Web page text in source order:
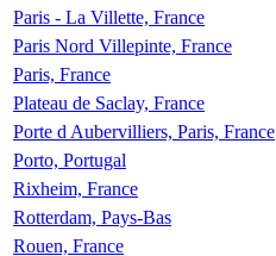
Paris - La Villette, France
Paris Nord Villepinte, France
Paris, France
Plateau de Saclay, France
Porte d Aubervilliers, Paris, France
Porto, Portugal
Rixheim, France
Rotterdam, Pays-Bas
Rouen, France